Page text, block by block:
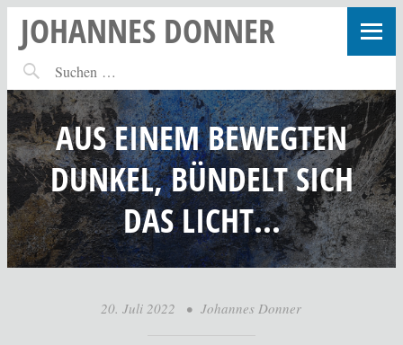
JOHANNES DONNER
AUS EINEM BEWEGTEN
DUNKEL, BÜNDELT SICH
DAS LICHT…
20. Juli 2022 • Johannes Donner